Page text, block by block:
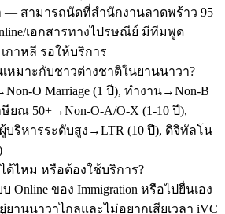
— สามารถนัดที่สำนักงานลาดพร้าว 95
เอกสารทางไปรษณีย์ มีทีมพูด
กาหลี รอให้บริการ
หมาะกับชาวต่างชาติในยานนาวา?
O Marriage (1 ปี), ทำงาน→Non-B
ษียณ 50+→Non-O-A/O-X (1-10 ปี),
บริหารระดับสูง→LTR (10 ปี), ดิจิทัลโน
ได้ไหม หรือต้องใช้บริการ?
Online ของ Immigration หรือไปยื่นเอง
านนาวาไกลและไม่อยากเสียเวลา iVC